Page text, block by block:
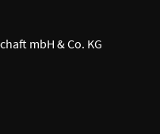
mbH & Co. KG